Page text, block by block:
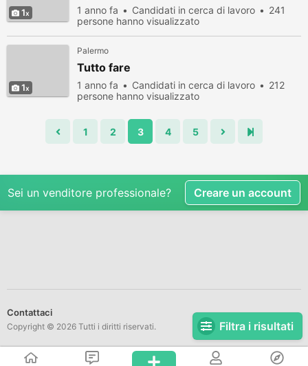
Filtra i risultati
1 1 anno fa Candidati in cerca di lavoro
241
persone hanno visualizzato
1
Palermo
Tutto fare
1 anno fa Candidati in cerca di lavoro
212
persone hanno visualizzato
1 2 3 4 5
Sei un venditore professionale? Creare un account
Contattaci
Copyright © 2026 Tutti i diritti riservati.